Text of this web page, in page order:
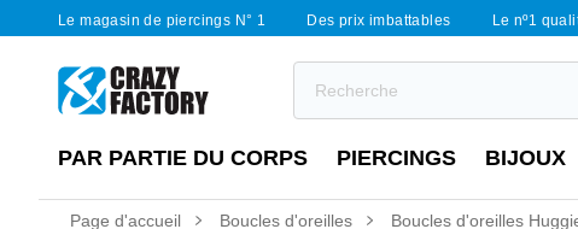
Le magasin de piercings N° 1 Des prix imbattables Le nº1
PAR PARTIE DU CORPS PIERCINGS BIJOUX
Page d'accueil Boucles d'oreilles Boucles d'oreilles